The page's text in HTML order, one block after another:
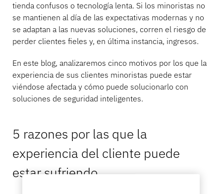
Fabricantes de accesorios
Educación
tienda confusos o tecnología lenta. Si los minoristas no
se mantienen al día de las expectativas modernas y no
se adaptan a las nuevas soluciones, corren el riesgo de
perder clientes fieles y, en última instancia, ingresos.
En este blog, analizaremos cinco motivos por los que la
experiencia de sus clientes minoristas puede estar
viéndose afectada y cómo puede solucionarlo con
soluciones de seguridad inteligentes.
5 razones por las que la
experiencia del cliente puede
estar sufriendo